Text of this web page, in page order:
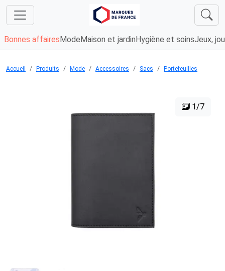
Bonnes affaires Mode Maison et jardin Hygiène et soinsJeux,
Accueil Produits Mode Accessoires Sacs Portefeuilles
1/7